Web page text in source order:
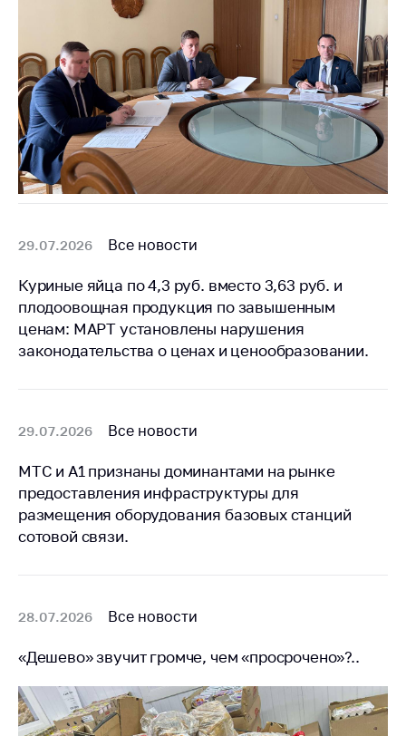
29.07.2026 Все новости
Куриные яйца по 4,3 руб. вместо 3,63 руб. и
плодоовощная продукция по завышенным
ценам: МАРТ установлены нарушения
законодательства о ценах и ценообразовании.
29.07.2026 Все новости
МТС и А1 признаны доминантами на рынке
предоставления инфраструктуры для
размещения оборудования базовых станций
сотовой связи.
28.07.2026 Все новости
«Дешево» звучит громче, чем «просрочено»?..